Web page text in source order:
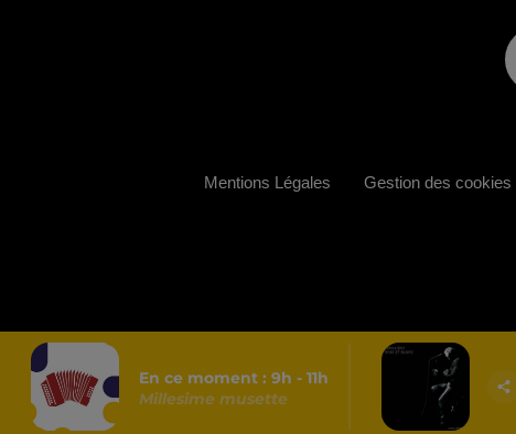
En ce moment : 9h - 11h
Millesime musette
Mentions Légales Gestion des cookies